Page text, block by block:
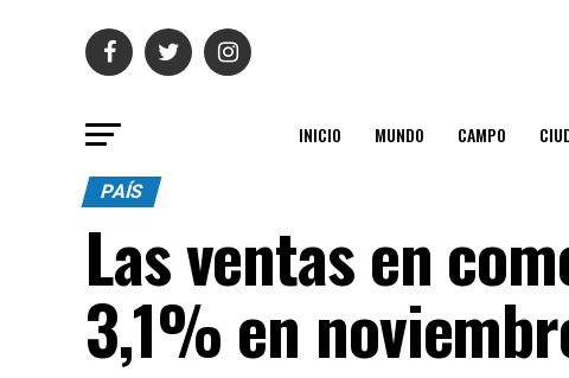
INICIO MUNDO CAMPO
PAÍS
Las ventas en
3,1% en